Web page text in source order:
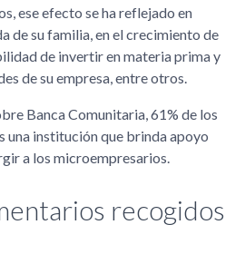
ese efecto se ha reflejado en
de su familia, en el crecimiento de
de invertir en materia prima y
de su empresa, entre otros.
Banca Comunitaria, 61% de los
una institución que brinda apoyo
a los microempresarios.
recogidos